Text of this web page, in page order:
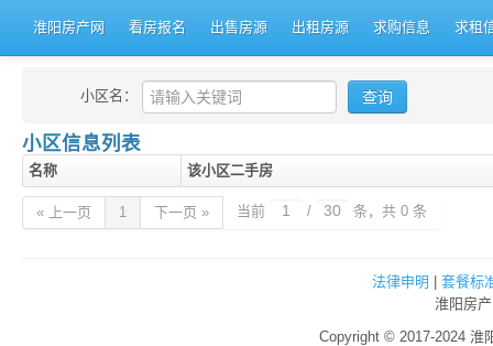
淮阳房产网 看房报名 出售房源 出租房源 求购信息 求租
小区名：
小区信息列表
名称 该小区二手房
« 上一页 1 下一页 » 当前 / 条，共 0 条
法律申明
套餐标
淮阳房
Copyright © 2017-2024 淮